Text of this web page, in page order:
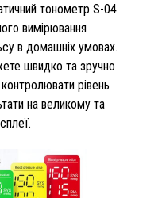
тонометр S-04
вимірювання
в домашніх умовах.
швидко та зручно
рівень
на великому та